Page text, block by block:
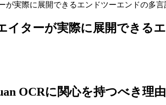
が実際に展開できるエンドツーエンドの多
イターが実際に展開できる
OCRに関心を持つべき理由